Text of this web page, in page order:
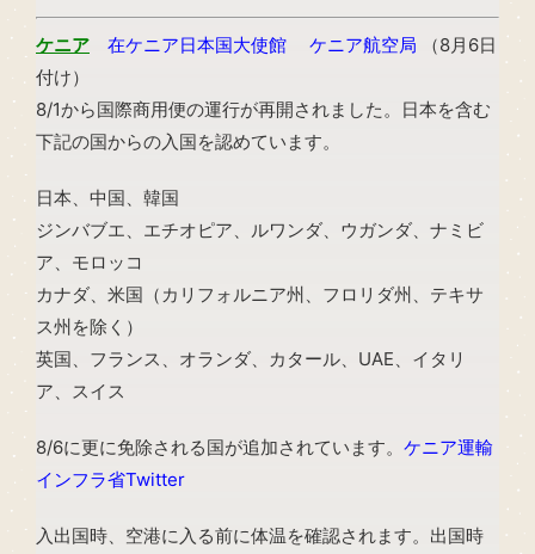
ケニア 在ケニア日本国大使館 ケニア航空局
（8月6日
付け）
8/1から国際商用便の運行が再開されました。日本を含む
下記の国からの入国を認めています。
日本、中国、韓国
ジンバブエ、エチオピア、ルワンダ、ウガンダ、ナミビ
ア、モロッコ
カナダ、米国（カリフォルニア州、フロリダ州、テキサ
ス州を除く）
英国、フランス、オランダ、カタール、UAE、イタリ
ア、スイス
8/6に更に免除される国が追加されています。 ケニア運輸
インフラ省Twitter
入出国時、空港に入る前に体温を確認されます。出国時